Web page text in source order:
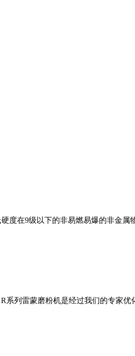
度在9级以下的非易燃易爆的非金属
列雷蒙磨粉机是经过我们的专家